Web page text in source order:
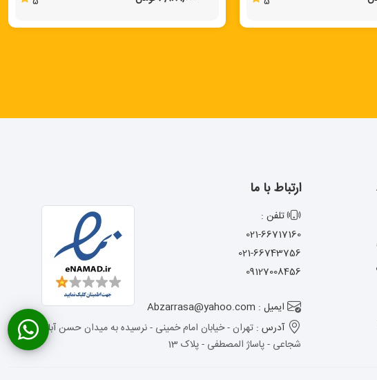
ارتباط با ما
تلفن :
021-66717160
021-66743756
09127008456
ایمیل : Abzarrasa@yahoo.com
آدرس : تهران - خیابان امام خمینی - نرسیده به میدان حسن آباد - کوچه
شجاعی - پاساژ المصطفی - پلاک 13